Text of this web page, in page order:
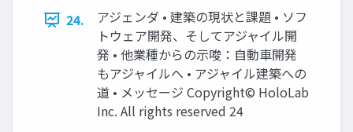
24.
アジェンダ • 建築の現状と課題 • ソフ
トウェア開発、そしてアジャイル開
発 • 他業種からの示唆：自動車開発
もアジャイルへ • アジャイル建築への
道 • メッセージ Copyright© HoloLab
Inc. All rights reserved 24